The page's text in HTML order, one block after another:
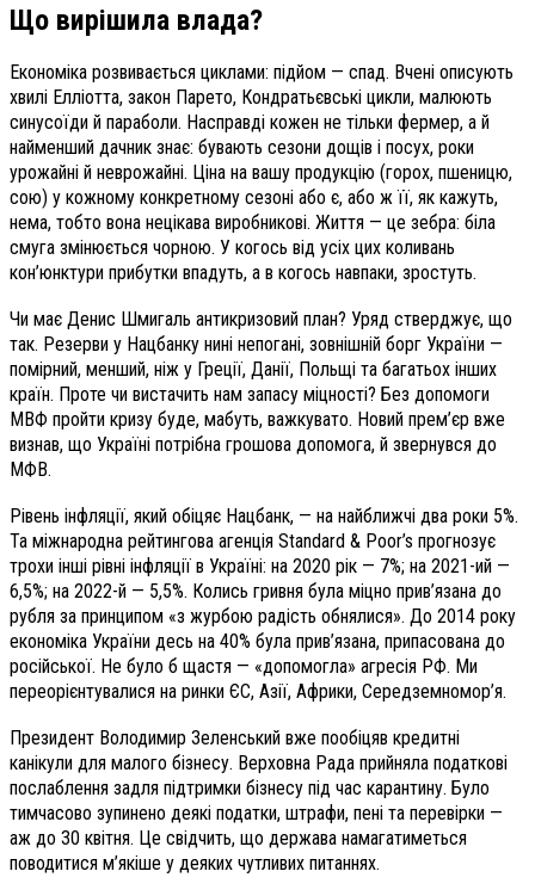
Що вирішила влада?
Економіка розвивається циклами: підйом — спад. Вчені описують
хвилі Елліотта, закон Парето, Кондратьєвські цикли, малюють
синусоїди й параболи. Насправді кожен не тільки фермер, а й
найменший дачник знає: бувають сезони дощів і посух, роки
урожайні й неврожайні. Ціна на вашу продукцію (горох, пшеницю,
сою) у кожному конкретному сезоні або є, або ж її, як кажуть,
нема, тобто вона нецікава виробникові. Життя — це зебра: біла
смуга змінюється чорною. У когось від усіх цих коливань
кон’юнктури прибутки впадуть, а в когось навпаки, зростуть.
Чи має Денис Шмигаль антикризовий план? Уряд стверджує, що
так. Резерви у Нацбанку нині непогані, зовнішній борг України —
помірний, менший, ніж у Греції, Данії, Польщі та багатьох інших
країн. Проте чи вистачить нам запасу міцності? Без допомоги
МВФ пройти кризу буде, мабуть, важкувато. Новий прем’єр вже
визнав, що Україні потрібна грошова допомога, й звернувся до
МФВ.
Рівень інфляції, який обіцяє Нацбанк, — на найближчі два роки 5%.
Та міжнародна рейтингова агенція Standard & Poor’s прогнозує
трохи інші рівні інфляції в Україні: на 2020 рік — 7%; на 2021-ий —
6,5%; на 2022-й — 5,5%. Колись гривня була міцно прив’язана до
рубля за принципом «з журбою радість обнялися». До 2014 року
економіка України десь на 40% була прив’язана, припасована до
російської. Не було б щастя — «допомогла» агресія РФ. Ми
переорієнтувалися на ринки ЄС, Азії, Африки, Середземномор’я.
Президент Володимир Зеленський вже пообіцяв кредитні
канікули для малого бізнесу. Верховна Рада прийняла податкові
послаблення задля підтримки бізнесу під час карантину. Було
тимчасово зупинено деякі податки, штрафи, пені та перевірки —
аж до 30 квітня. Це свідчить, що держава намагатиметься
поводитися м’якіше у деяких чутливих питаннях.